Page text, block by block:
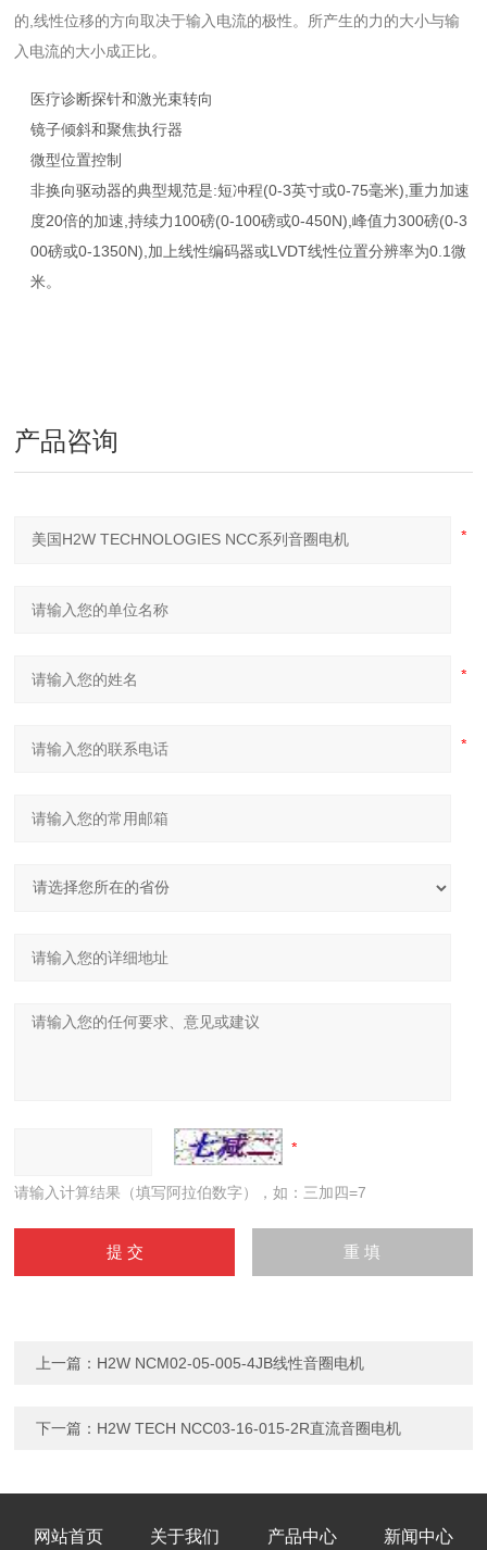
的,线性位移的方向取决于输入电流的极性。所产生的力的大小与输
入电流的大小成正比。
医疗诊断探针和激光束转向
镜子倾斜和聚焦执行器
微型位置控制
非换向驱动器的典型规范是:短冲程(0-3英寸或0-75毫米),重力加速
度20倍的加速,持续力100磅(0-100磅或0-450N),峰值力300磅(0-3
00磅或0-1350N),加上线性编码器或LVDT线性位置分辨率为0.1微
米。
产品咨询
请输入计算结果（填写阿拉伯数字），如：三加四=7
上一篇： H2W NCM02-05-005-4JB线性音圈电机
下一篇： H2W TECH NCC03-16-015-2R直流音圈电机
网站首页 关于我们 产品中心 新闻中心